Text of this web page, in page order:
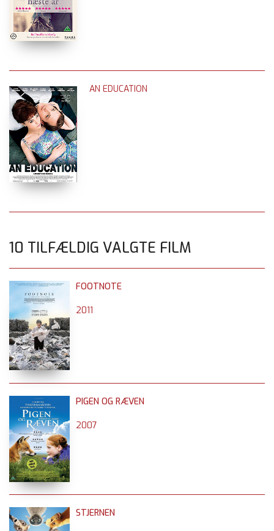
AN EDUCATION
10 TILFÆLDIG VALGTE FILM
FOOTNOTE
2011
PIGEN OG RÆVEN
2007
STJERNEN